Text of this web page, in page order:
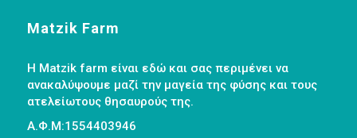
Matzik Farm
Η Matzik farm είναι εδώ και σας περιμένει να
ανακαλύψουμε μαζί την μαγεία της φύσης και τους
ατελείωτους θησαυρούς της.
Α.Φ.Μ:1554403946